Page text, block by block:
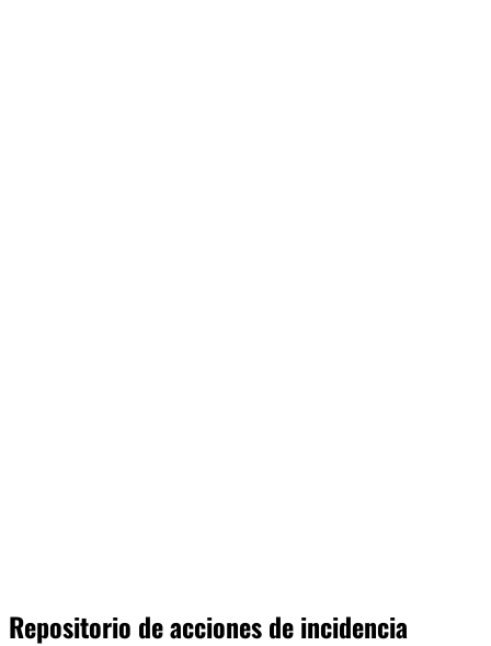
Repositorio de acciones de incidencia